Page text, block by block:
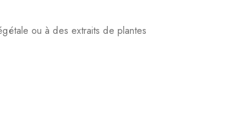
ou à des extraits de plantes